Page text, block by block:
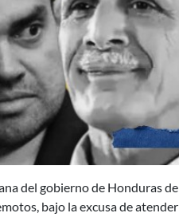
del gobierno de Honduras de
bajo la excusa de atender